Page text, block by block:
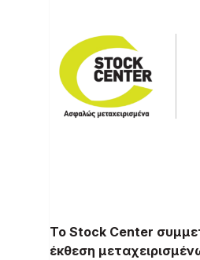
Το Stock Center
έκθεση